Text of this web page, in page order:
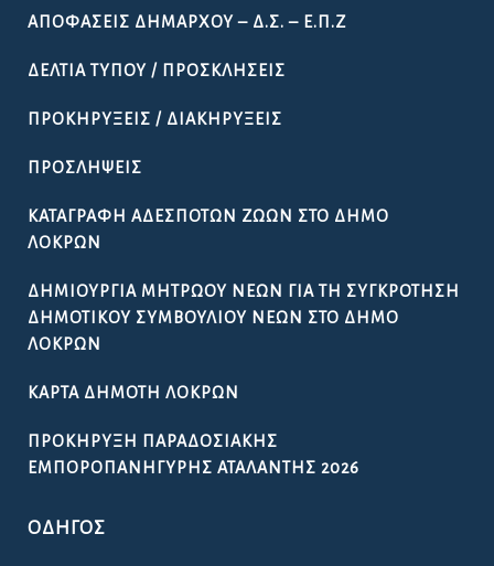
ΑΠΟΦΆΣΕΙΣ ΔΗΜΆΡΧΟΥ – Δ.Σ. – Ε.Π.Ζ
ΔΕΛΤΊΑ ΤΎΠΟΥ / ΠΡΟΣΚΛΉΣΕΙΣ
ΠΡΟΚΗΡΎΞΕΙΣ / ΔΙΑΚΗΡΎΞΕΙΣ
ΠΡΟΣΛΉΨΕΙΣ
ΚΑΤΑΓΡΑΦΉ ΑΔΈΣΠΟΤΩΝ ΖΏΩΝ ΣΤΟ ΔΉΜΟ
ΛΟΚΡΏΝ
ΔΗΜΙΟΥΡΓΊΑ ΜΗΤΡΏΟΥ ΝΈΩΝ ΓΙΑ ΤΗ ΣΥΓΚΡΌΤΗΣΗ
ΔΗΜΟΤΙΚΟΎ ΣΥΜΒΟΥΛΊΟΥ ΝΈΩΝ ΣΤΟ ΔΉΜΟ
ΛΟΚΡΏΝ
ΚΆΡΤΑ ΔΗΜΌΤΗ ΛΟΚΡΏΝ
ΠΡΟΚΉΡΥΞΗ ΠΑΡΑΔΟΣΙΑΚΉΣ
ΕΜΠΟΡΟΠΑΝΉΓΥΡΗΣ ΑΤΑΛΆΝΤΗΣ 2026
ΟΔΗΓΌΣ